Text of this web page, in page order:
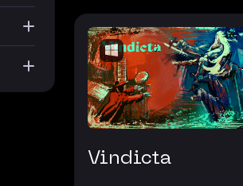
Vindicta